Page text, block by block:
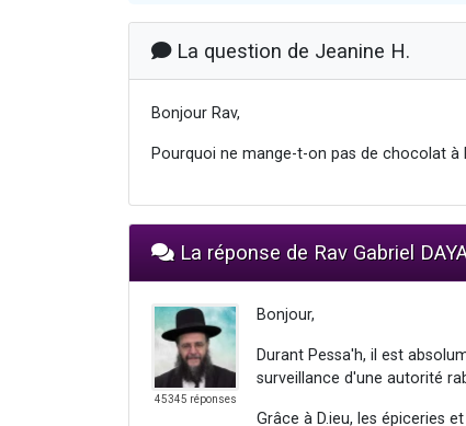
La question de Jeanine H.
Bonjour Rav,
Pourquoi ne mange-t-on pas de chocolat à
La réponse de Rav Gabriel
45345 réponses
Bonjour,
Durant Pessa'h, il est
surveillance d'une autorité
Grâce à D.ieu, les épiceries